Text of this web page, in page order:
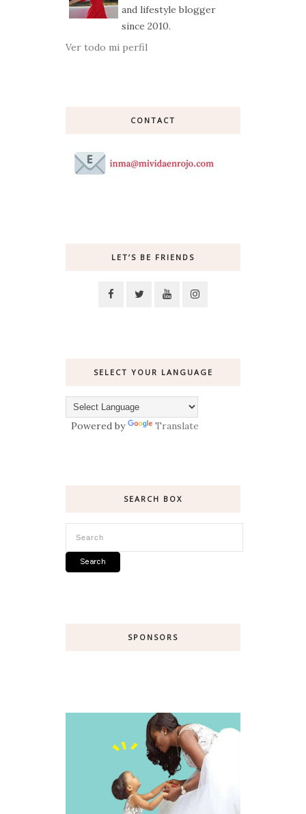
and lifestyle blogger
since 2010.
Ver todo mi perfil
CONTACT
LET’S BE FRIENDS
SELECT YOUR LANGUAGE
Powered by Translate
SEARCH BOX
SPONSORS